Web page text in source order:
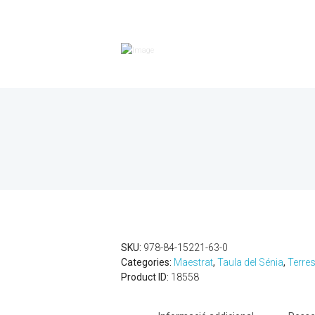
SKU: 978-84-15221-63-0
Categories: Maestrat, Taula del Sénia,
Product ID: 18558